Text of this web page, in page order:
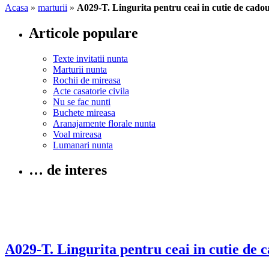
Acasa » marturii » A029-T. Lingurita pentru ceai in cutie de cadou
Articole populare
Texte invitatii nunta
Marturii nunta
Rochii de mireasa
Acte casatorie civila
Nu se fac nunti
Buchete mireasa
Aranajamente florale nunta
Voal mireasa
Lumanari nunta
… de interes
A029-T. Lingurita pentru ceai in cutie de